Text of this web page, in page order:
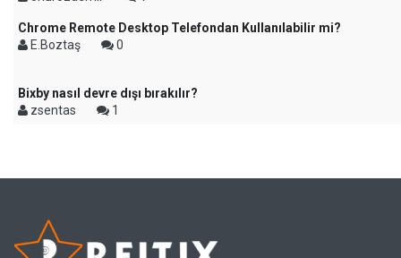
Chrome Remote Desktop Telefondan Kullanılabilir mi?
E.Boztaş
0
Bixby nasıl devre dışı bırakılır?
zsentas
1